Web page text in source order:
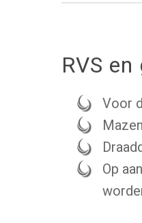
RVS
Voor
Op